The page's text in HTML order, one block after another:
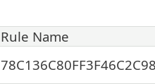
Rule Name